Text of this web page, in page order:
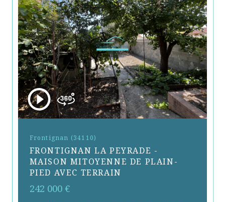
Frontignan (34110)
FRONTIGNAN LA PEYRADE -
MAISON MITOYENNE DE PLAIN-
PIED AVEC TERRAIN
242 000 €